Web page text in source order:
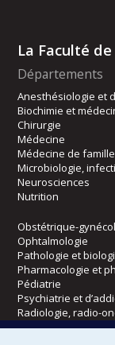
La Faculté
Départements
Anesthésiologie et
Biochimie et
Chirurgie
Médecine
Médecine de
Microbiologie,
Neurosciences
Nutrition
Obstétrique-
Ophtalmologie
Pathologie et
Pharmacologie et
Pédiatrie
Psychiatrie et
Radiologie, radio-